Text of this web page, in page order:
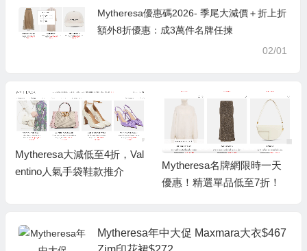
Mytheresa優惠碼2026- 季尾大減價＋折上折
額外8折優惠：成3萬件名牌任揀
02/01
Mytheresa大減低至4折，Val
entino人氣手袋鞋款推介
Mytheresa名牌網限時一天
優惠！精選單品低至7折！
Mytheresa年中大促 Maxmara大衣$467